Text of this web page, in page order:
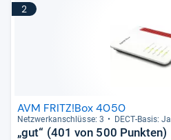
2
AVM FRITZ!Box 4050
Netz­werk­an­schlüsse: 3 DECT-​Basis: Ja
„gut“ (401 von 500 Punkten)